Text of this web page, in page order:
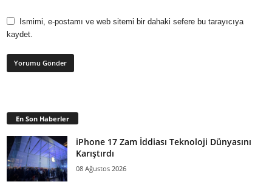
Ismimi, e-postamı ve web sitemi bir dahaki sefere bu tarayıcıya
kaydet.
En Son Haberler
iPhone 17 Zam İddiası Teknoloji Dünyasını
Karıştırdı
08 Ağustos 2026